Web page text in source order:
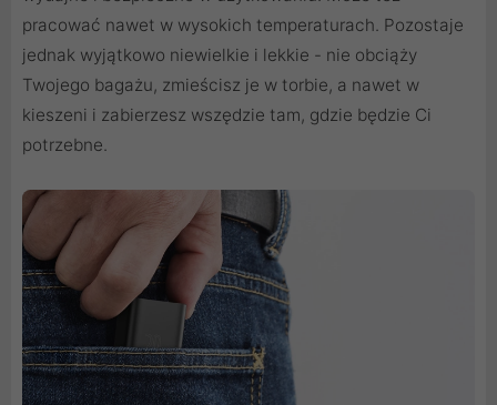
pracować nawet w wysokich temperaturach. Pozostaje
jednak wyjątkowo niewielkie i lekkie - nie obciąży
Twojego bagażu, zmieścisz je w torbie, a nawet w
kieszeni i zabierzesz wszędzie tam, gdzie będzie Ci
potrzebne.